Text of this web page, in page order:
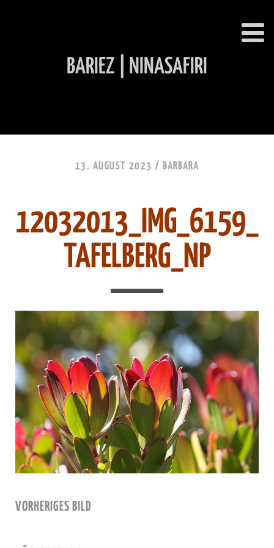
13. AUGUST 2023 / BARBARA
12032013_IMG_6159_
TAFELBERG_NP
VORHERIGES BILD
BARIEZ | NINASAFIRI